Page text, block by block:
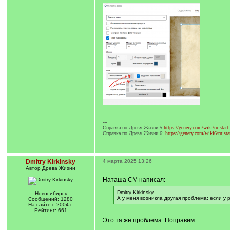
---
Справка по Древу Жизни 5:https://genery.com/wiki/ru:start
Справка по Древу Жизни 6: https://genery.com/wiki6/
Dmitry Kirkinsky
Автор Древа Жизни
Новосибирск
Сообщений: 1280
На сайте с 2004 г.
Рейтинг: 661
4 марта 2025 13:26
Наташа СМ написал:
[
q
]
Dmitry Kirkinsky
А у меня возникла другая проблема: если у
[
]
Это та же проблема. Поправим.